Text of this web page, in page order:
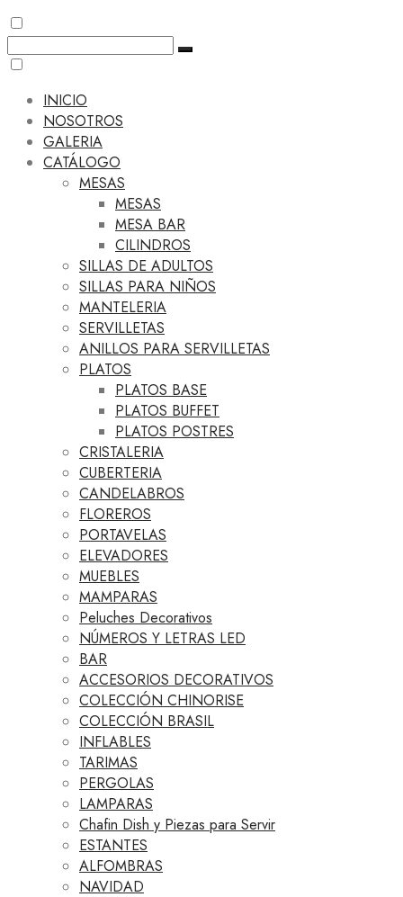
INICIO
NOSOTROS
GALERIA
CATÁLOGO
MESAS
MESAS
MESA BAR
CILINDROS
SILLAS DE ADULTOS
SILLAS PARA NIÑOS
MANTELERIA
SERVILLETAS
ANILLOS PARA SERVILLETAS
PLATOS
PLATOS BASE
PLATOS BUFFET
PLATOS POSTRES
CRISTALERIA
CUBERTERIA
CANDELABROS
FLOREROS
PORTAVELAS
ELEVADORES
MUEBLES
MAMPARAS
Peluches Decorativos
NÚMEROS Y LETRAS LED
BAR
ACCESORIOS DECORATIVOS
COLECCIÓN CHINORISE
COLECCIÓN BRASIL
INFLABLES
TARIMAS
PERGOLAS
LAMPARAS
Chafin Dish y Piezas para Servir
ESTANTES
ALFOMBRAS
NAVIDAD